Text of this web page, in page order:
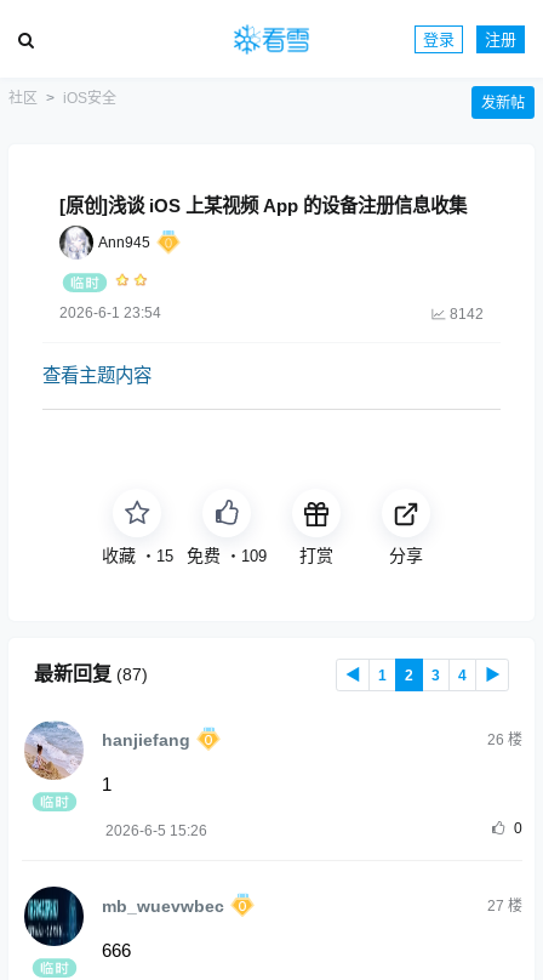
登录 注册
社区 iOS安全 发新帖
[原创]浅谈 iOS 上某视频 App 的设备注册信息收集
Ann945
2026-6-1 23:54 8142
查看主题内容
收藏 ・ 15 免费 ・ 109 打赏 分享
最新回复 (87) ◀ 1 2 3 4 ▶
hanjiefang 26 楼
1
2026-6-5 15:26 0
mb_wuevwbec 27 楼
666